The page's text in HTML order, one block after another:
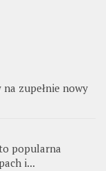
zupełnie nowy
popularna
i...